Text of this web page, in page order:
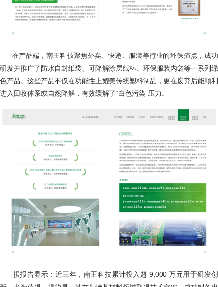
在产品端，南王科技聚焦外卖、快递、服装等行业的环保痛点，成功
研发并推广了防水自封纸袋、可降解涂层纸杯、环保服装内袋等一系列绿
色产品。这些产品不仅在功能性上媲美传统塑料制品，更在废弃后能顺利
进入回收体系或自然降解，有效缓解了“白色污染”压力。
据报告显示：近三年，南王科技累计投入超 9,000 万元用于研发创